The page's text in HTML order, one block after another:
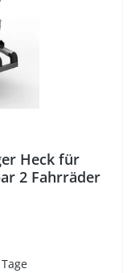
Heck für
2 Fahrräder